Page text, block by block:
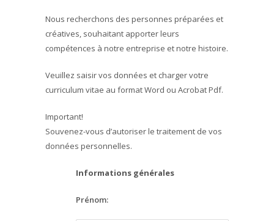
Nous recherchons des personnes préparées et
créatives, souhaitant apporter leurs
compétences à notre entreprise et notre histoire.
Veuillez saisir vos données et charger votre
curriculum vitae au format Word ou Acrobat Pdf.
Important!
Souvenez-vous d’autoriser le traitement de vos
données personnelles.
Informations générales
Prénom: